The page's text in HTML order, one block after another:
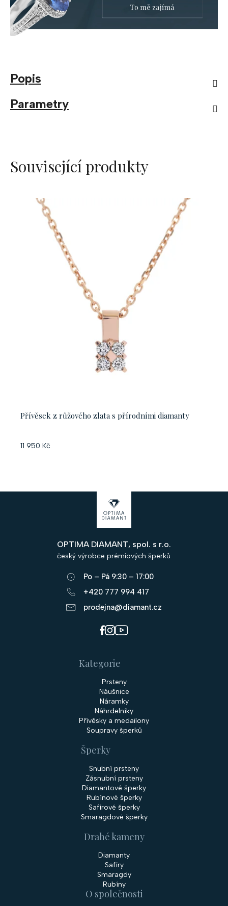
Popis
Parametry
Související produkty
Přívěsek z růžového zlata s přírodními diamanty
11 950 Kč
OPTIMA DIAMANT, spol. s r.o.
český výrobce prémiových šperků
Po – Pá 9:30 – 17:00
+420 777 994 417
prodejna@diamant.cz
Kategorie
Prsteny
Náušnice
Náramky
Náhrdelníky
Přívěsky a medailony
Soupravy šperků
Šperky
Snubní prsteny
Zásnubní prsteny
Diamantové šperky
Rubínové šperky
Safírové šperky
Smaragdové šperky
Drahé kameny
Diamanty
Safíry
Smaragdy
Rubíny
O společnosti